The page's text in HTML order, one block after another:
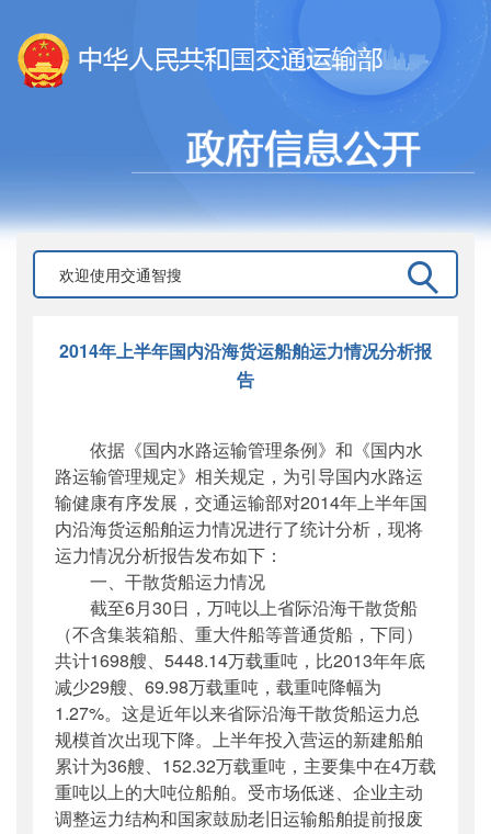
2014年上半年国内沿海货运船舶运力情况分析报
告
依据《国内水路运输管理条例》和《国内水
路运输管理规定》相关规定，为引导国内水路运
输健康有序发展，交通运输部对2014年上半年国
内沿海货运船舶运力情况进行了统计分析，现将
运力情况分析报告发布如下：
一、干散货船运力情况
截至6月30日，万吨以上省际沿海干散货船
（不含集装箱船、重大件船等普通货船，下同）
共计1698艘、5448.14万载重吨，比2013年年底
减少29艘、69.98万载重吨，载重吨降幅为
1.27%。这是近年以来省际沿海干散货船运力总
规模首次出现下降。上半年投入营运的新建船舶
累计为36艘、152.32万载重吨，主要集中在4万载
重吨以上的大吨位船舶。受市场低迷、企业主动
调整运力结构和国家鼓励老旧运输船舶提前报废